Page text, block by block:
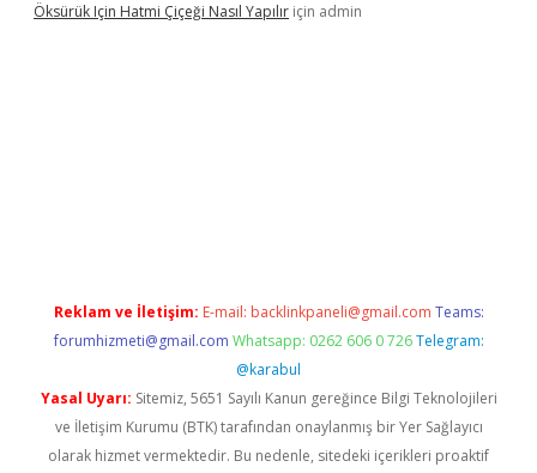
Öksürük Için Hatmi Çiçeği Nasıl Yapılır için admin
Reklam ve İletişim: E-mail: backlinkpaneli@gmail.com Teams:
forumhizmeti@gmail.com Whatsapp: 0262 606 0 726 Telegram:
@karabul
Yasal Uyarı: Sitemiz, 5651 Sayılı Kanun gereğince Bilgi Teknolojileri
ve İletişim Kurumu (BTK) tarafından onaylanmış bir Yer Sağlayıcı
olarak hizmet vermektedir. Bu nedenle, sitedeki içerikleri proaktif